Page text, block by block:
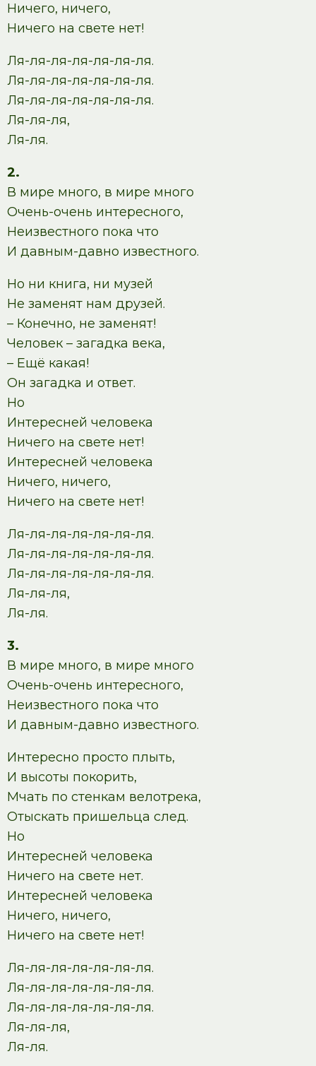
Ничего, ничего,
Ничего на свете нет!
Ля-ля-ля-ля-ля-ля-ля.
Ля-ля-ля-ля-ля-ля-ля.
Ля-ля-ля-ля-ля-ля-ля.
Ля-ля-ля,
Ля-ля.
2.
В мире много, в мире много
Очень-очень интересного,
Неизвестного пока что
И давным-давно известного.
Но ни книга, ни музей
Не заменят нам друзей.
– Конечно, не заменят!
Человек – загадка века,
– Ещё какая!
Он загадка и ответ.
Но
Интересней человека
Ничего на свете нет!
Интересней человека
Ничего, ничего,
Ничего на свете нет!
Ля-ля-ля-ля-ля-ля-ля.
Ля-ля-ля-ля-ля-ля-ля.
Ля-ля-ля-ля-ля-ля-ля.
Ля-ля-ля,
Ля-ля.
3.
В мире много, в мире много
Очень-очень интересного,
Неизвестного пока что
И давным-давно известного.
Интересно просто плыть,
И высоты покорить,
Мчать по стенкам велотрека,
Отыскать пришельца след.
Но
Интересней человека
Ничего на свете нет.
Интересней человека
Ничего, ничего,
Ничего на свете нет!
Ля-ля-ля-ля-ля-ля-ля.
Ля-ля-ля-ля-ля-ля-ля.
Ля-ля-ля-ля-ля-ля-ля.
Ля-ля-ля,
Ля-ля.